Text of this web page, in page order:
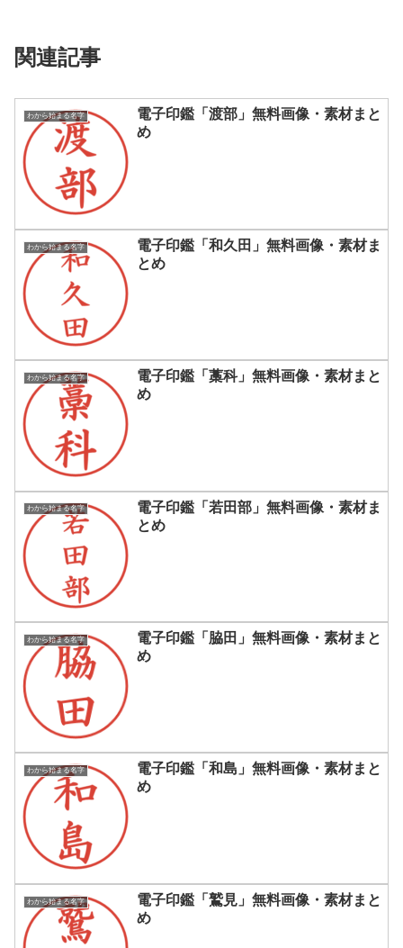
関連記事
わから始まる名字
電子印鑑「渡部」無料画像・素材まと
め
わから始まる名字
電子印鑑「和久田」無料画像・素材ま
とめ
わから始まる名字
電子印鑑「藁科」無料画像・素材まと
め
わから始まる名字
電子印鑑「若田部」無料画像・素材ま
とめ
わから始まる名字
電子印鑑「脇田」無料画像・素材まと
め
わから始まる名字
電子印鑑「和島」無料画像・素材まと
め
わから始まる名字
電子印鑑「鷲見」無料画像・素材まと
め